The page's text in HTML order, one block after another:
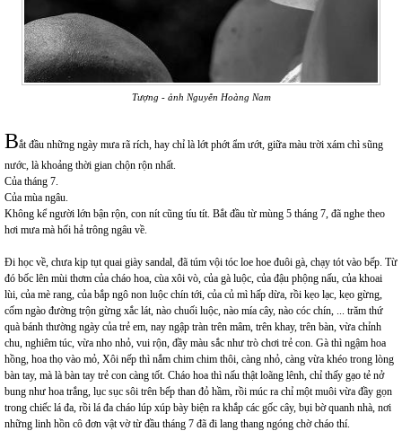
Tượng - ảnh Nguyễn Hoàng Nam
Bắt đầu những ngày mưa rã rích, hay chỉ là lớt phớt ẩm ướt, giữa màu trời xám chì sũng
nước, là khoảng thời gian chộn rộn nhất.
Của tháng 7.
Của mùa ngâu.
Không kể người lớn bận rộn, con nít cũng tíu tít. Bắt đầu từ mùng 5 tháng 7, đã nghe theo
hơi mưa mà hối hả trông ngâu về.
Đi học về, chưa kịp tụt quai giày sandal, đã túm vội tóc loe hoe đuôi gà, chạy tót vào bếp. Từ
đó bốc lên mùi thơm của cháo hoa, cùa xôi vò, của gà luộc, của đậu phộng nấu, của khoai
lùi, của mè rang, của bắp ngô non luộc chín tới, của củ mì hấp dừa, rồi kẹo lạc, kẹo gừng,
cốm ngào đường trộn gừng xắc lát, nào chuối luộc, nào mía cây, nào cóc chín, ... trăm thứ
quà bánh thường ngày của trẻ em, nay ngập tràn trên mâm, trên khay, trên bàn, vừa chỉnh
chu, nghiêm túc, vừa nho nhỏ, vui rộn, đầy màu sắc như trò chơi trẻ con. Gà thì ngậm hoa
hồng, hoa thọ vào mỏ, Xôi nếp thì nắm chim chim thôi, càng nhỏ, càng vừa khéo trong lòng
bàn tay, mà là bàn tay trẻ con càng tốt. Cháo hoa thì nấu thật loãng lênh, chỉ thấy gạo tẻ nở
bung như hoa trắng, lục sục sôi trên bếp than đỏ hầm, rồi múc ra chỉ một muôi vừa đầy gọn
trong chiếc lá đa, rồi lá đa cháo lúp xúp bày biện ra khắp các gốc cây, bụi bờ quanh nhà, nơi
những linh hồn cô đơn vật vờ từ đầu tháng 7 đã đi lang thang ngóng chờ cháo thí.